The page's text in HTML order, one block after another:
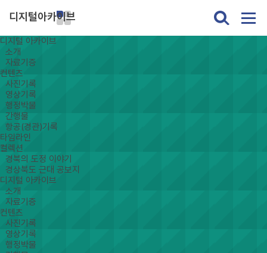
디지털아카이브
디지털 아카이브
소개
자료기증
컨텐츠
사진기록
영상기록
행정박물
간행물
항공(경관)기록
타임라인
컬렉션
경북의 도정 이야기
경상북도 근대 공보지
디지털 아카이브
소개
자료기증
컨텐츠
사진기록
영상기록
행정박물